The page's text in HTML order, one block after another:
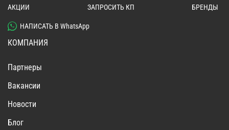
АКЦИИ ЗАПРОСИТЬ КП БРЕНДЫ
НАПИСАТЬ В WhatsApp
КОМПАНИЯ
Партнеры
Вакансии
Новости
Блог